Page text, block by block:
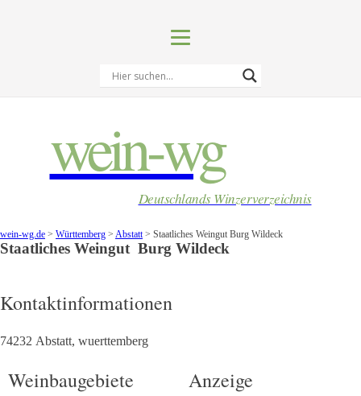
wein-wg
Deutschlands Winzerverzeichnis
wein-wg.de > Württemberg > Abstatt> Staatliches Weingut Burg Wildeck
Staatliches Weingut Burg Wildeck
Kontaktinformationen
74232 Abstatt, wuerttemberg
Weinbaugebiete Anzeige